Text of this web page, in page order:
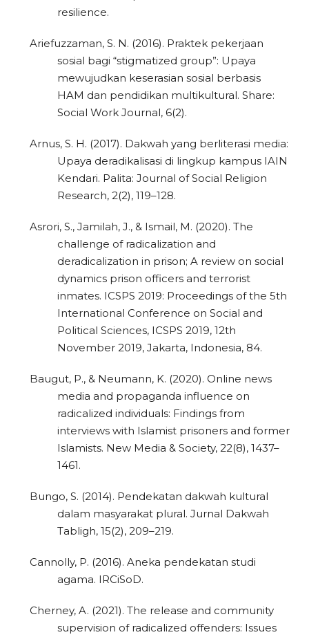
resilience.
Ariefuzzaman, S. N. (2016). Praktek pekerjaan
sosial bagi “stigmatized group”: Upaya
mewujudkan keserasian sosial berbasis
HAM dan pendidikan multikultural. Share:
Social Work Journal, 6(2).
Arnus, S. H. (2017). Dakwah yang berliterasi media:
Upaya deradikalisasi di lingkup kampus IAIN
Kendari. Palita: Journal of Social Religion
Research, 2(2), 119–128.
Asrori, S., Jamilah, J., & Ismail, M. (2020). The
challenge of radicalization and
deradicalization in prison; A review on social
dynamics prison officers and terrorist
inmates. ICSPS 2019: Proceedings of the 5th
International Conference on Social and
Political Sciences, ICSPS 2019, 12th
November 2019, Jakarta, Indonesia, 84.
Baugut, P., & Neumann, K. (2020). Online news
media and propaganda influence on
radicalized individuals: Findings from
interviews with Islamist prisoners and former
Islamists. New Media & Society, 22(8), 1437–
1461.
Bungo, S. (2014). Pendekatan dakwah kultural
dalam masyarakat plural. Jurnal Dakwah
Tabligh, 15(2), 209–219.
Cannolly, P. (2016). Aneka pendekatan studi
agama. IRCiSoD.
Cherney, A. (2021). The release and community
supervision of radicalized offenders: Issues